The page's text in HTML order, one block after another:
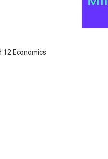
12 Economics